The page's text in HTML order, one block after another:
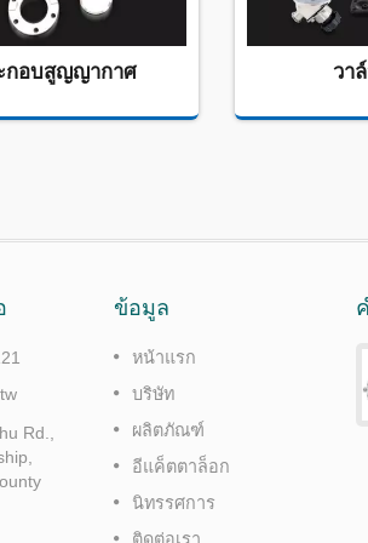
กอบสูญญากาศ วา
Rd.,
ข้อมูล
หน้าแรก
บริษัท
ผลิตภัณฑ์
อีแค็ตตาล็อก
นิทรรศการ
ล์วไดอะแฟรมด้านล่างถัง
แตง T5 คลัสเตอร์เกียร์ระดับโลก เกียร์ 5 ส
นเพิ่มเติม